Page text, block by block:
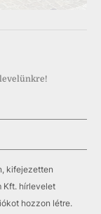
kifejezetten
Kft. hírlevelet
hozzon létre.